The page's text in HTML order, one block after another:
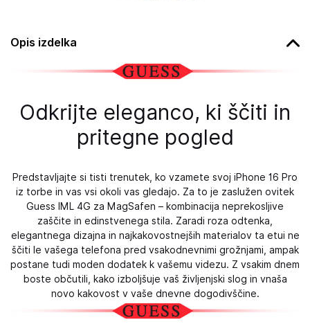
Opis izdelka
Odkrijte eleganco, ki ščiti in
pritegne pogled
Predstavljajte si tisti trenutek, ko vzamete svoj iPhone 16 Pro
iz torbe in vas vsi okoli vas gledajo. Za to je zaslužen ovitek
Guess IML 4G za MagSafen – kombinacija neprekosljive
zaščite in edinstvenega stila. Zaradi roza odtenka,
elegantnega dizajna in najkakovostnejših materialov ta etui ne
ščiti le vašega telefona pred vsakodnevnimi grožnjami, ampak
postane tudi moden dodatek k vašemu videzu. Z vsakim dnem
boste občutili, kako izboljšuje vaš življenjski slog in vnaša
novo kakovost v vaše dnevne dogodivščine.